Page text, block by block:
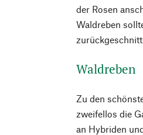
der Rosen
Waldreben
Waldreben
Zu den
zweifellos die
an Hybriden